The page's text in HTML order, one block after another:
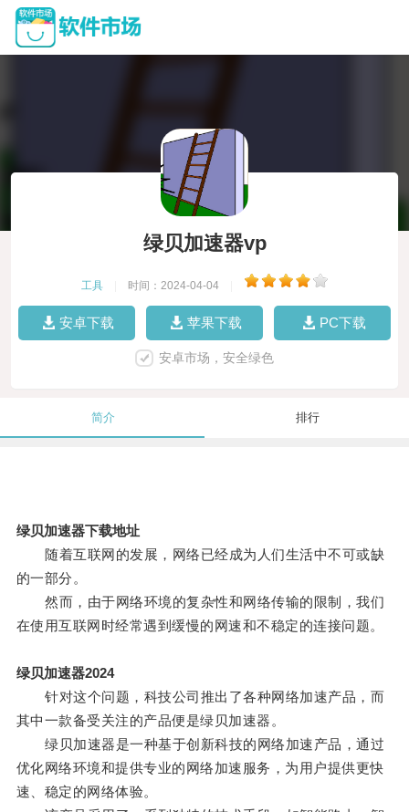
绿贝加速器vp
工具 时间：2024-04-04
安卓下载 苹果下载 PC下载
安卓市场，安全绿色
简介 排行
绿贝加速器下载地址
随着互联网的发展，网络已经成为人们生活中不可或缺
的一部分。
然而，由于网络环境的复杂性和网络传输的限制，我们
在使用互联网时经常遇到缓慢的网速和不稳定的连接问题。
绿贝加速器2024
针对这个问题，科技公司推出了各种网络加速产品，而
其中一款备受关注的产品便是绿贝加速器。
绿贝加速器是一种基于创新科技的网络加速产品，通过
优化网络环境和提供专业的网络加速服务，为用户提供更快
速、稳定的网络体验。